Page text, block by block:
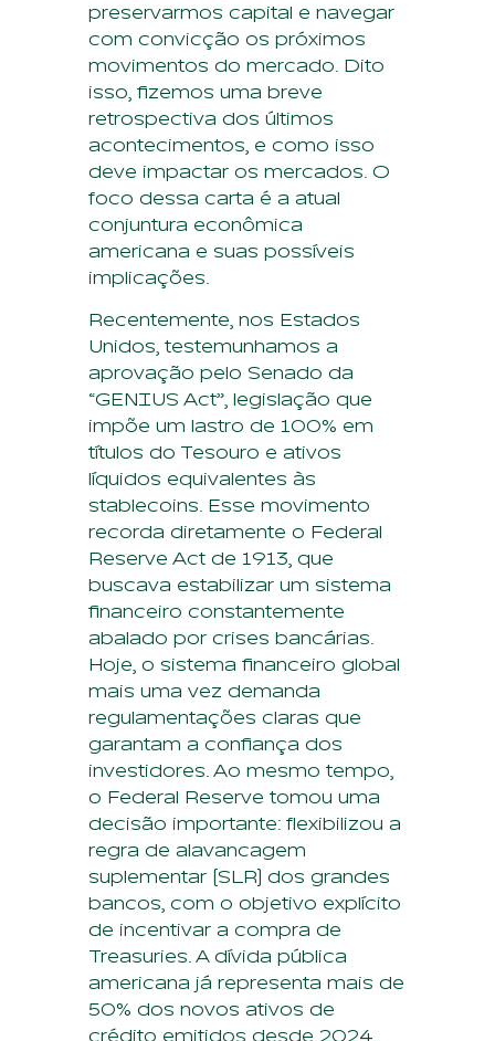
preservarmos capital e navegar
com convicção os próximos
movimentos do mercado. Dito
isso, fizemos uma breve
retrospectiva dos últimos
acontecimentos, e como isso
deve impactar os mercados. O
foco dessa carta é a atual
conjuntura econômica
americana e suas possíveis
implicações.
Recentemente, nos Estados
Unidos, testemunhamos a
aprovação pelo Senado da
“GENIUS Act”, legislação que
impõe um lastro de 100% em
títulos do Tesouro e ativos
líquidos equivalentes às
stablecoins. Esse movimento
recorda diretamente o Federal
Reserve Act de 1913, que
buscava estabilizar um sistema
financeiro constantemente
abalado por crises bancárias.
Hoje, o sistema financeiro global
mais uma vez demanda
regulamentações claras que
garantam a confiança dos
investidores. Ao mesmo tempo,
o Federal Reserve tomou uma
decisão importante: flexibilizou a
regra de alavancagem
suplementar (SLR) dos grandes
bancos, com o objetivo explícito
de incentivar a compra de
Treasuries. A dívida pública
americana já representa mais de
50% dos novos ativos de